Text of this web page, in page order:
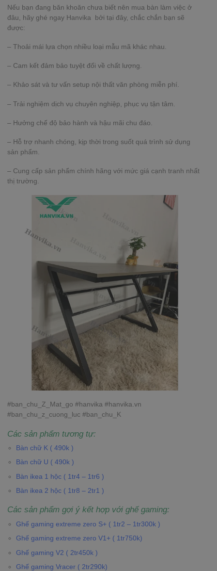
Nếu bạn đang băn khoăn chưa biết nên mua bàn làm việc ở
đâu, hãy ghé ngay Hanvika bởi tại đây, chắc chắn bạn sẽ
được:
– Thoải mái lựa chọn nhiều loại mẫu mã khác nhau.
– Cam kết đảm bảo tuyệt đối về chất lượng.
– Khảo sát và tư vấn setup nội thất văn phòng miễn phí.
– Trải nghiệm dịch vụ chuyên nghiệp, phục vụ tận tâm.
– Hưởng chế độ bảo hành và hậu mãi chu đáo.
– Hỗ trợ nhanh chóng, kịp thời trong suốt quá trình sử dụng
sản phẩm.
– Cung cấp sản phẩm chính hãng với mức giá cạnh tranh nhất
thị trường.
#ban_chu_Z_Mat_go #hanvika #hanvika.vn
#ban_chu_z_cuong_luc #ban_chu_K
Các sản phẩm tương tự:
Bàn chữ K ( 490k )
Bàn chữ U ( 490k )
Bàn ikea 1 hộc ( 1tr4 – 1tr6 )
Bàn ikea 2 hộc ( 1tr8 – 2tr1 )
Các sản phẩm gợi ý kết hợp với ghế gaming:
Ghế gaming extreme zero S+ ( 1tr2 – 1tr300k )
Ghế gaming extreme zero V1+ ( 1tr750k)
Ghế gaming V2 ( 2tr450k )
Ghế gaming Vracer ( 2tr290k)